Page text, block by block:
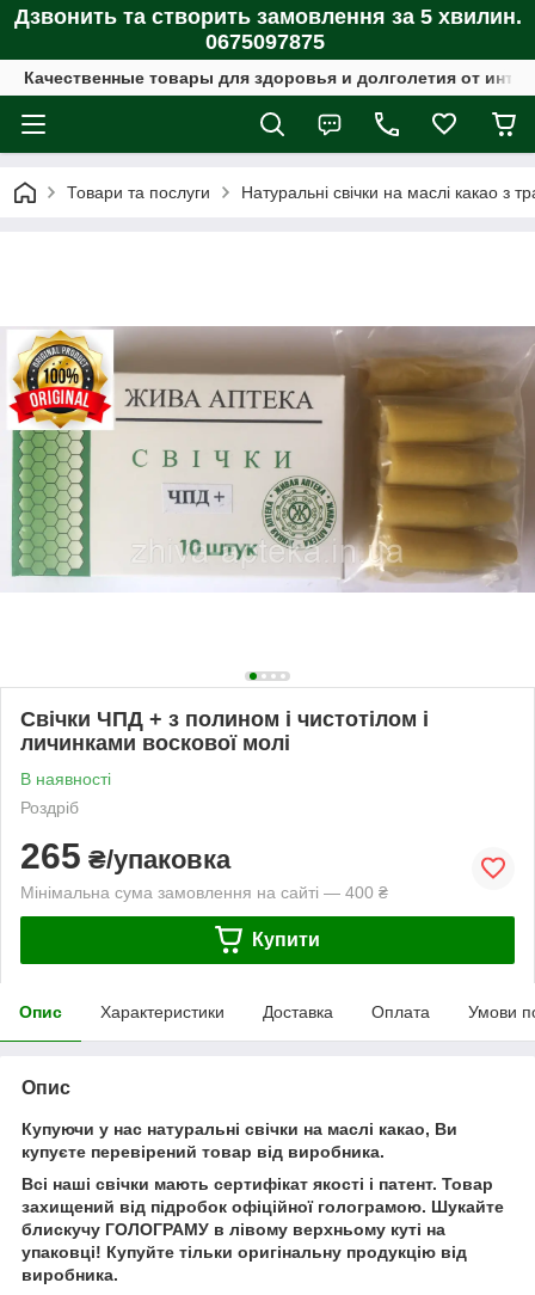
Дзвонить та створить замовлення за 5 хвилин.
0675097875
Качественные товары для здоровья и долголетия от
Товари та послуги Натуральні свічки на маслі какао з
Свічки ЧПД + з полином і чистотілом і
личинками воскової молі
В наявності
Роздріб
265 ₴/упаковка
Мінімальна сума замовлення на сайті — 400 ₴
Купити
Опис Характеристики Доставка Оплата Умови
Опис
Купуючи у нас натуральні свічки на маслі какао, Ви
купуєте перевірений товар від виробника.
Всі наші свічки мають сертифікат якості і патент. Товар
захищений від підробок офіційної голограмою. Шукайте
блискучу ГОЛОГРАМУ в лівому верхньому куті на
упаковці! Купуйте тільки оригінальну продукцію від
виробника.